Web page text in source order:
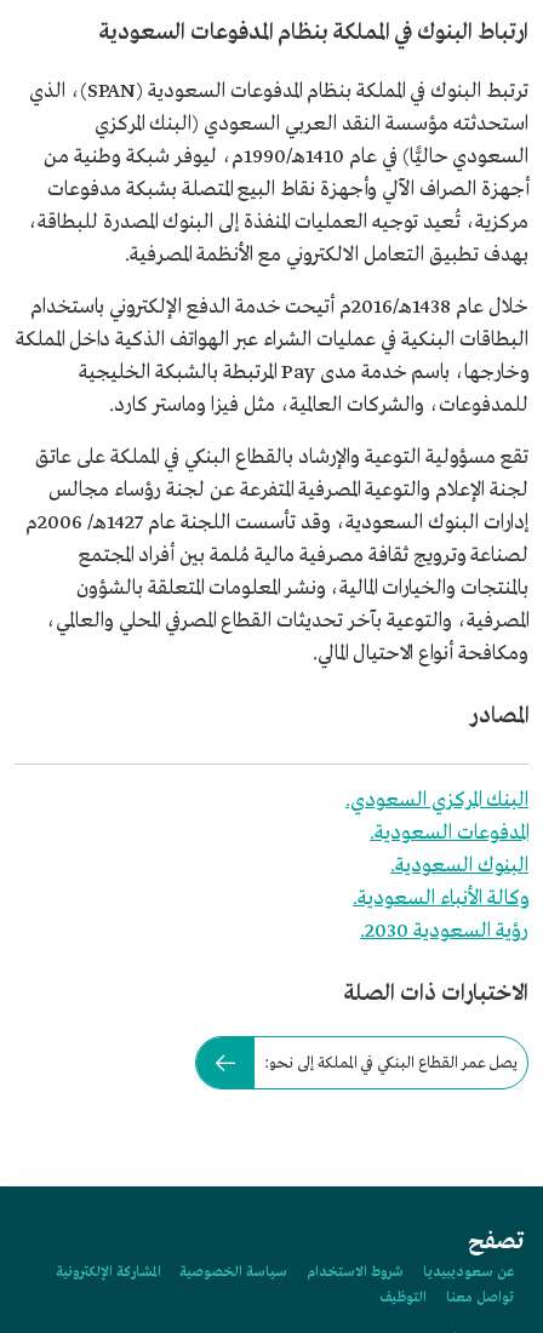
ارتباط البنوك في المملكة بنظام المدفوعات السعودية
ترتبط البنوك في المملكة بنظام المدفوعات السعودية (SPAN)، الذي
استحدثته مؤسسة النقد العربي السعودي (البنك المركزي
السعودي حاليًّا) في عام 1410هـ/1990م، ليوفر شبكة وطنية من
أجهزة الصراف الآلي وأجهزة نقاط البيع المتصلة بشبكة مدفوعات
مركزية، تُعيد توجيه العمليات المنفذة إلى البنوك المصدرة للبطاقة،
بهدف تطبيق التعامل الالكتروني مع الأنظمة المصرفية.
خلال عام 1438هـ/2016م أتيحت خدمة الدفع الإلكتروني باستخدام
البطاقات البنكية في عمليات الشراء عبر الهواتف الذكية داخل المملكة
وخارجها، باسم خدمة مدى Pay المرتبطة بالشبكة الخليجية
للمدفوعات، والشركات العالمية، مثل فيزا وماستر كارد.
تقع مسؤولية التوعية والإرشاد بالقطاع البنكي في المملكة على عاتق
لجنة الإعلام والتوعية المصرفية المتفرعة عن لجنة رؤساء مجالس
إدارات البنوك السعودية، وقد تأسست اللجنة عام 1427هـ/ 2006م
لصناعة وترويج ثقافة مصرفية مالية مُلمة بين أفراد المجتمع
بالمنتجات والخيارات المالية، ونشر المعلومات المتعلقة بالشؤون
المصرفية، والتوعية بآخر تحديثات القطاع المصرفي المحلي والعالمي،
ومكافحة أنواع الاحتيال المالي.
المصادر
البنك المركزي السعودي.
المدفوعات السعودية.
البنوك السعودية.
وكالة الأنباء السعودية.
رؤية السعودية 2030.
الاختبارات ذات الصلة
يصل عمر القطاع البنكي في المملكة إلى نحو:
تصفح
عن سعوديبيديا شروط الاستخدام سياسة الخصوصية
المشاركة الإلكترونية
تواصل معنا
التوظيف